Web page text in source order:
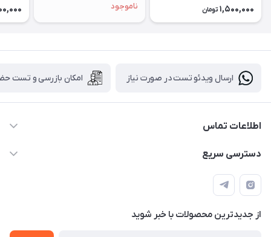
1,500,000 تومان ناموجود
ارسال ویدئو تست در صورت نیاز امکان بازرسی و تست
اطلاعات تماس
88843088 - 88843137 - 88843025 - 88848075
info@HLCgroup.ir
تهران، بهار جنوبی، کوچه خوشدل، پلاک 1، طبقه 4
دسترسی سریع
حساب کاربری
لیست محصولات
تماس با ما
از جدید‌ترین محصولات با‌ خبر شوید